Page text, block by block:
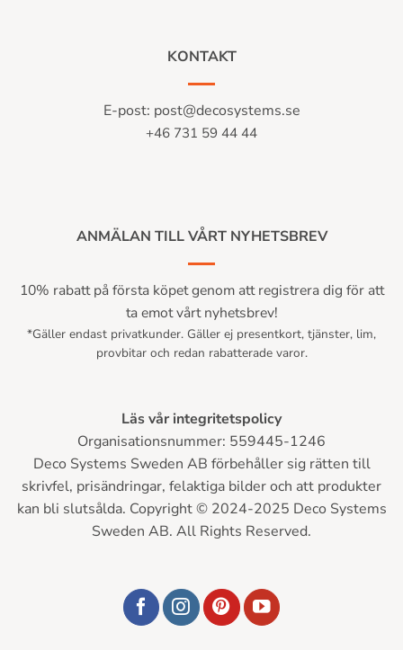
KONTAKT
E-post: post@decosystems.se
+46 731 59 44 44
ANMÄLAN TILL VÅRT NYHETSBREV
10% rabatt på första köpet genom att registrera dig för att
ta emot vårt nyhetsbrev!
*Gäller endast privatkunder. Gäller ej presentkort, tjänster, lim,
provbitar och redan rabatterade varor.
Läs vår integritetspolicy
Organisationsnummer: 559445-1246
Deco Systems Sweden AB förbehåller sig rätten till
skrivfel, prisändringar, felaktiga bilder och att produkter
kan bli slutsålda. Copyright © 2024-2025 Deco Systems
Sweden AB. All Rights Reserved.